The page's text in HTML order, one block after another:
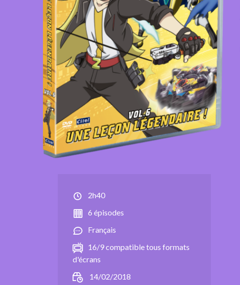
2h40
6 épisodes
Français
16/9 compatible tous formats
d'écrans
14/02/2018